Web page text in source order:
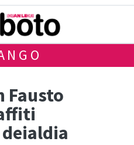
Fausto